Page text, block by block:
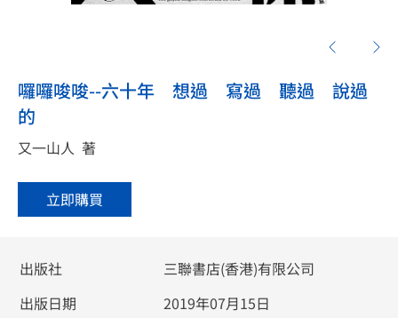
囉囉唆唆--六十年 想過 寫過 聽過 說過
的
又一山人 著
立即購買
出版社
三聯書店(香港)有限公司
出版日期
2019年07月15日